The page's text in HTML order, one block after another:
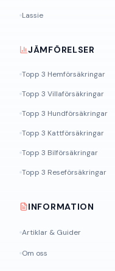
Lassie
JÄMFÖRELSER
Topp 3 Hemförsäkringar
Topp 3 Villaförsäkringar
Topp 3 Hundförsäkringar
Topp 3 Kattförsäkringar
Topp 3 Bilförsäkringar
Topp 3 Reseförsäkringar
INFORMATION
Artiklar & Guider
Om oss